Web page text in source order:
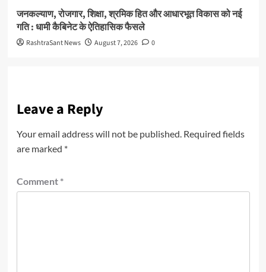
जनकल्याण, रोजगार, शिक्षा, श्रमिक हित और आधारभूत विकास को नई
गति : धामी कैबिनेट के ऐतिहासिक फैसले
RashtraSant News August 7, 2026 0
Leave a Reply
Your email address will not be published. Required fields
are marked *
Comment *